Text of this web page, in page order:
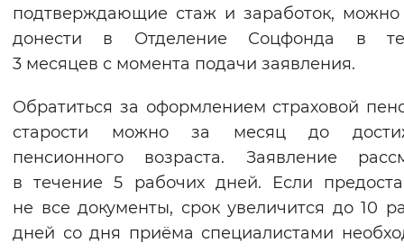
подтверждающие стаж и заработок, можно
донести в Отделение Соцфонда в
3 месяцев с момента подачи заявления.
Обратиться за оформлением страховой
старости можно за месяц до
пенсионного возраста. Заявление
в течение 5 рабочих дней. Если
не все документы, срок увеличится до 10
дней со дня приёма специалистами